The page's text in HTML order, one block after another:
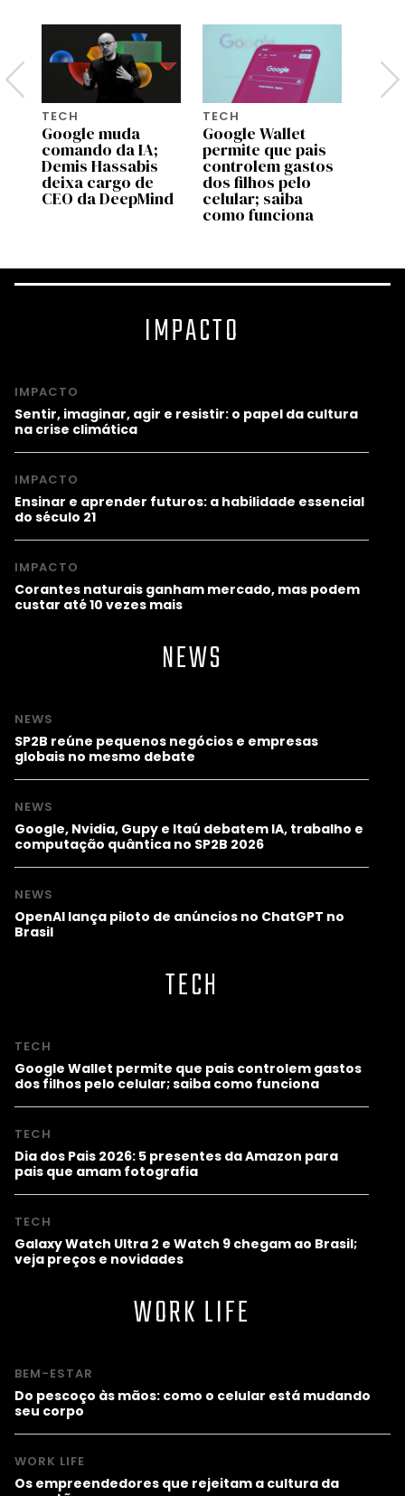
TECH
Google muda
comando da IA;
Demis Hassabis
deixa cargo de
CEO da DeepMind
TECH
Google Wallet
permite que pais
controlem gastos
dos filhos pelo
celular; saiba
como funciona
IMPACTO
IMPACTO
Sentir, imaginar, agir e resistir: o papel da cultura
na crise climática
IMPACTO
Ensinar e aprender futuros: a habilidade essencial
do século 21
IMPACTO
Corantes naturais ganham mercado, mas podem
custar até 10 vezes mais
NEWS
NEWS
SP2B reúne pequenos negócios e empresas
globais no mesmo debate
NEWS
Google, Nvidia, Gupy e Itaú debatem IA, trabalho e
computação quântica no SP2B 2026
NEWS
OpenAI lança piloto de anúncios no ChatGPT no
Brasil
TECH
TECH
Google Wallet permite que pais controlem gastos
dos filhos pelo celular; saiba como funciona
TECH
Dia dos Pais 2026: 5 presentes da Amazon para
pais que amam fotografia
TECH
Galaxy Watch Ultra 2 e Watch 9 chegam ao Brasil;
veja preços e novidades
WORK LIFE
BEM-ESTAR
Do pescoço às mãos: como o celular está mudando
seu corpo
WORK LIFE
Os empreendedores que rejeitam a cultura da